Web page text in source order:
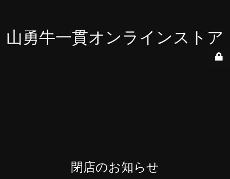
山勇牛一貫オンラインストア
閉店のお知らせ